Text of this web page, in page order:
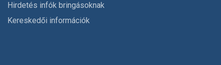
Hirdetés infók bringásoknak
Kereskedői információk